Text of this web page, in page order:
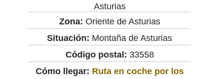
Asturias
Zona: Oriente de Asturias
Situación: Montaña de Asturias
Código postal: 33558
Cómo llegar: Ruta en coche por los